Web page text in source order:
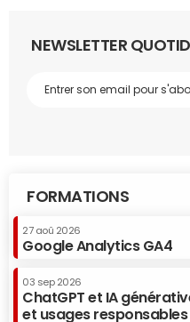
NEWSLETTER
FORMATIONS
27 aoû 2026
Google Analytics GA4
03 sep 2026
ChatGPT et IA
et usages responsables